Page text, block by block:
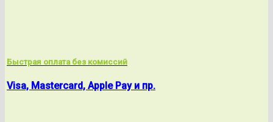
Быстрая оплата без комиссий
Visa, Mastercard, Apple Pay и пр.